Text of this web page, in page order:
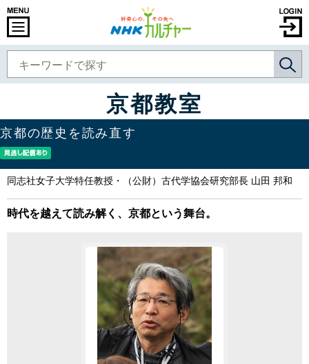
京都教室
京都の歴史を読み直す
同志社女子大学特任教授・（公財）古代学協会研究部長 山田 邦和
時代を越えて読み解く、京都という舞台。